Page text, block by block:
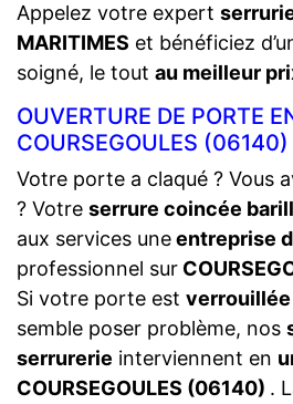
Appelez votre expert
MARITIMES et bénéficiez
soigné, le tout au meilleur
OUVERTURE DE PORTE
COURSEGOULES (06140)
Votre porte a claqué ? Vous
? Votre serrure coincée
aux services uneentreprise
professionnel sur
Si votre porte est verrouillée
semble poser problème, nos
serrurerie interviennent en
COURSEGOULES (06140) .